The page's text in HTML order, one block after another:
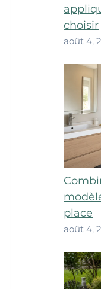
choisir
août 4,
place
août 4,